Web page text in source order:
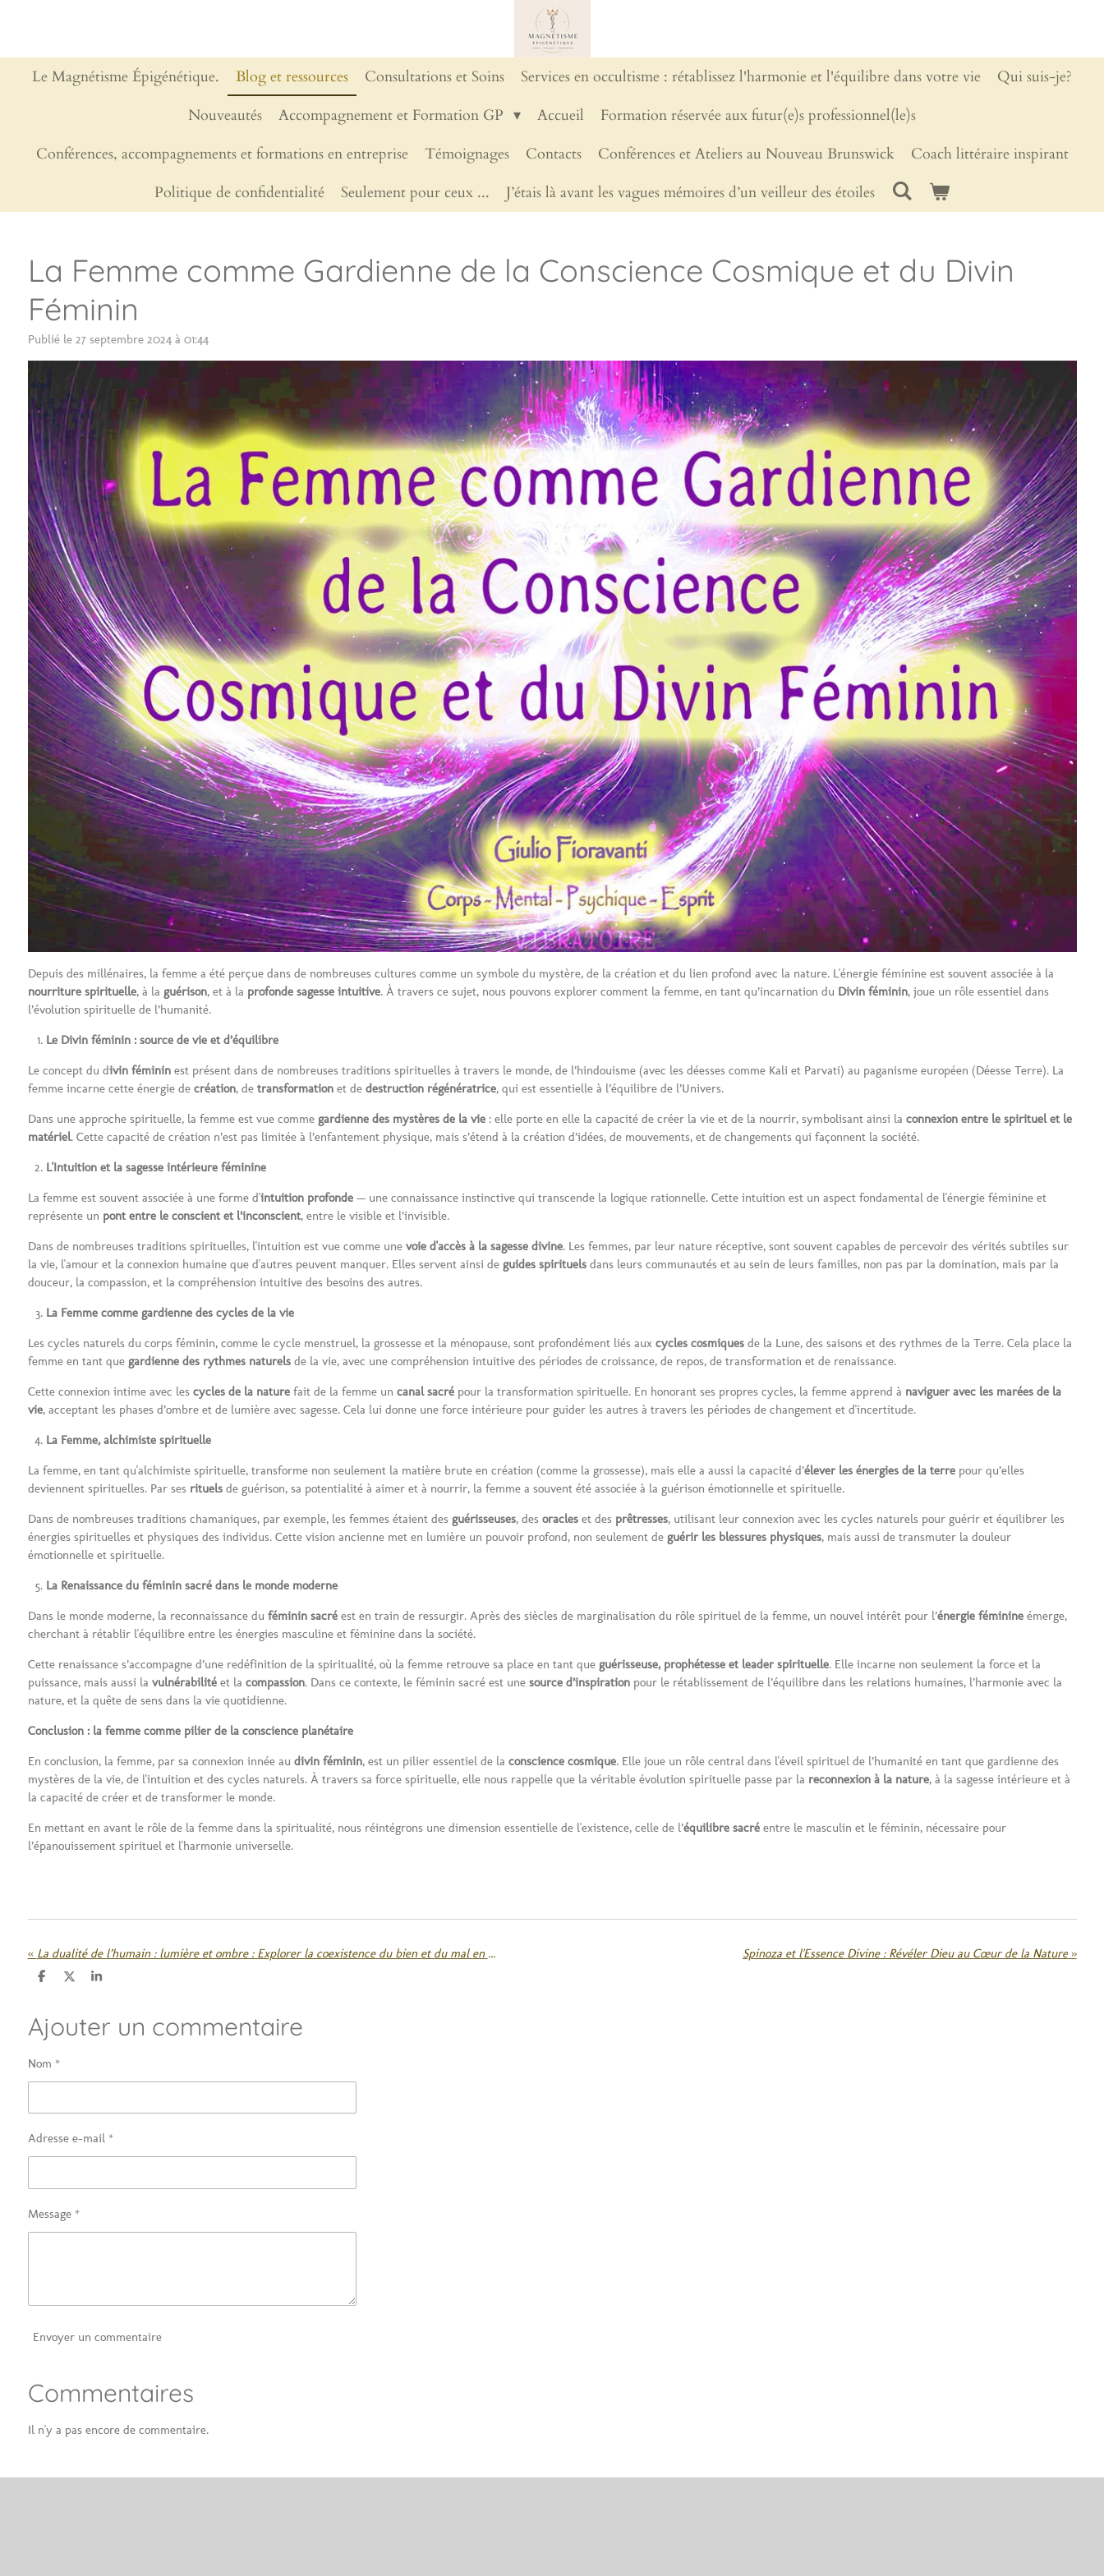
principal
Le Magnétisme Épigénétique. Blog et ressources Consultations et Soins Services en occultisme : rétablissez l'harmonie et l'équilibre dans votre vie
Qui suis-je?
Nouveautés
Accompagnement et Formation GP Accueil
Formation réservée aux futur(e)s professionnel(le)s
Conférences, accompagnements et formations en entreprise
Témoignages Contacts Conférences et Ateliers au Nouveau Brunswick
Coach littéraire inspirant
Politique de confidentialité
Seulement pour ceux ... J’étais là avant les vagues mémoires d’un veilleur des étoiles
La Femme comme Gardienne de la Conscience Cosmique et du Divin
Féminin
Publié le 27 septembre 2024 à 01:44
Depuis des millénaires, la femme a été perçue dans de nombreuses cultures comme un symbole du mystère, de la création et du lien profond avec la nature. L'énergie féminine est souvent associée à la
nourriture spirituelle, à la guérison, et à la profonde sagesse intuitive. À travers ce sujet, nous pouvons explorer comment la femme, en tant qu’incarnation du Divin féminin, joue un rôle essentiel dans
l’évolution spirituelle de l’humanité.
Le Divin féminin : source de vie et d’équilibre
Le concept du divin fémininest présent dans de nombreuses traditions spirituelles à travers le monde, de l’hindouisme (avec les déesses comme Kali et Parvati) au paganisme européen (Déesse Terre). La
femme incarne cette énergie de création, de transformationet de destruction régénératrice, qui est essentielle à l’équilibre de l’Univers.
Dans une approche spirituelle, la femme est vue comme gardienne des mystères de la vie: elle porte en elle la capacité de créer la vie et de la nourrir, symbolisant ainsi la connexion entre le spirituel et le
matériel. Cette capacité de création n’est pas limitée à l’enfantement physique, mais s’étend à la création d’idées, de mouvements, et de changements qui façonnent la société.
L'Intuition et la sagesse intérieure féminine
La femme est souvent associée à une forme d'intuition profonde— une connaissance instinctive qui transcende la logique rationnelle. Cette intuition est un aspect fondamental de l'énergie féminine et
représente un pont entre le conscient et l’inconscient, entre le visible et l’invisible.
Dans de nombreuses traditions spirituelles, l'intuition est vue comme une voie d'accès à la sagesse divine. Les femmes, par leur nature réceptive, sont souvent capables de percevoir des vérités subtiles sur
la vie, l'amour et la connexion humaine que d'autres peuvent manquer. Elles servent ainsi de guides spirituelsdans leurs communautés et au sein de leurs familles, non pas par la domination, mais par la
douceur, la compassion, et la compréhension intuitive des besoins des autres.
La Femme comme gardienne des cycles de la vie
Les cycles naturels du corps féminin, comme le cycle menstruel, la grossesse et la ménopause, sont profondément liés aux cycles cosmiquesde la Lune, des saisons et des rythmes de la Terre. Cela place la
femme en tant que gardienne des rythmes naturelsde la vie, avec une compréhension intuitive des périodes de croissance, de repos, de transformation et de renaissance.
Cette connexion intime avec les cycles de la naturefait de la femme un canal sacrépour la transformation spirituelle. En honorant ses propres cycles, la femme apprend à naviguer avec les marées de la
vie, acceptant les phases d’ombre et de lumière avec sagesse. Cela lui donne une force intérieure pour guider les autres à travers les périodes de changement et d'incertitude.
La Femme, alchimiste spirituelle
La femme, en tant qu'alchimiste spirituelle, transforme non seulement la matière brute en création (comme la grossesse), mais elle a aussi la capacité d’élever les énergies de la terrepour qu’elles
deviennent spirituelles. Par ses rituelsde guérison, sa potentialité à aimer et à nourrir, la femme a souvent été associée à la guérison émotionnelle et spirituelle.
Dans de nombreuses traditions chamaniques, par exemple, les femmes étaient des guérisseuses, des oracleset des prêtresses, utilisant leur connexion avec les cycles naturels pour guérir et équilibrer les
énergies spirituelles et physiques des individus. Cette vision ancienne met en lumière un pouvoir profond, non seulement de guérir les blessures physiques, mais aussi de transmuter la douleur
émotionnelle et spirituelle.
La Renaissance du féminin sacré dans le monde moderne
Dans le monde moderne, la reconnaissance du féminin sacréest en train de ressurgir. Après des siècles de marginalisation du rôle spirituel de la femme, un nouvel intérêt pour l’énergie féminineémerge,
cherchant à rétablir l'équilibre entre les énergies masculine et féminine dans la société.
Cette renaissance s’accompagne d’une redéfinition de la spiritualité, où la femme retrouve sa place en tant que guérisseuse, prophétesse et leader spirituelle. Elle incarne non seulement la force et la
puissance, mais aussi la vulnérabilitéet la compassion. Dans ce contexte, le féminin sacré est une source d’inspirationpour le rétablissement de l’équilibre dans les relations humaines, l’harmonie avec la
nature, et la quête de sens dans la vie quotidienne.
Conclusion : la femme comme pilier de la conscience planétaire
En conclusion, la femme, par sa connexion innée au divin féminin, est un pilier essentiel de la conscience cosmique. Elle joue un rôle central dans l'éveil spirituel de l’humanité en tant que gardienne des
mystères de la vie, de l'intuition et des cycles naturels. À travers sa force spirituelle, elle nous rappelle que la véritable évolution spirituelle passe par la reconnexion à la nature, à la sagesse intérieure et à
la capacité de créer et de transformer le monde.
En mettant en avant le rôle de la femme dans la spiritualité, nous réintégrons une dimension essentielle de l'existence, celle de l’équilibre sacréentre le masculin et le féminin, nécessaire pour
l’épanouissement spirituel et l'harmonie universelle.
« La dualité de l’humain : lumière et ombre : Explorer la coexistence du bien et du mal en chaque individu Spinoza et l'Essence Divine : Révéler Dieu au Cœur de la Nature»
P
a
g
r
P
a
P
a
Ajouter un commentaire
Nom *
Adresse e-mail *
Message *
Envoyer un commentaire
Commentaires
Il n'y a pas encore de commentaire.